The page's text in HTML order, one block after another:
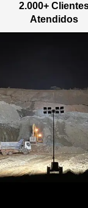
2.000+
Atendidos